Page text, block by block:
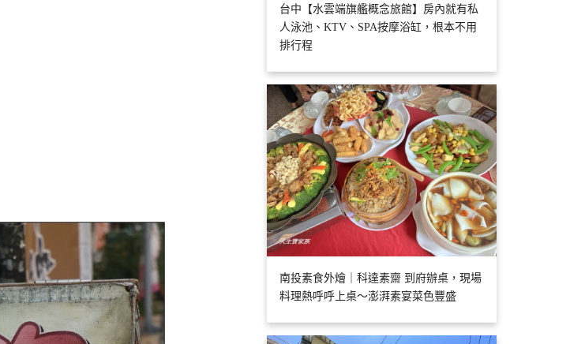
台中【水雲端旗艦概念旅館】房內就有私
人泳池、KTV、SPA按摩浴缸，根本不用
排行程
南投素食外燴｜科達素齋 到府辦桌，現場
料理熱呼呼上桌～澎湃素宴菜色豐盛